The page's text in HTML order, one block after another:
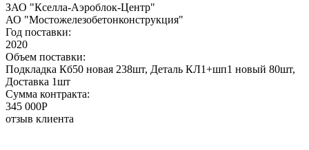
ЗАО "Кселла-Аэроблок-Центр"
АО "Мостожелезобетонконструкция"
Год поставки:
2020
Объем поставки:
Подкладка Кб50 новая 238шт, Деталь КЛ1+шп1 новый 80шт,
Доставка 1шт
Сумма контракта:
345 000P
отзыв клиента